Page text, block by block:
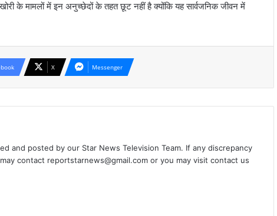
के मामलों में इन अनुच्छेदों के तहत छूट नहीं है क्योंकि यह सार्वजनिक जीवन में
X Messenger
and posted by our Star News Television Team. If any discrepancy
contact reportstarnews@gmail.com or you may visit contact us